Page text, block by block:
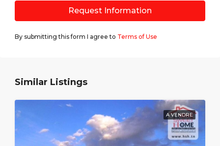
Request Information
By submitting this form I agree to Terms of Use
Similar Listings
A VENDRE